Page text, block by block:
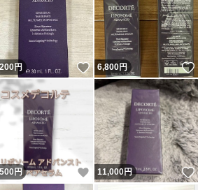
ね！
円 いいね！
6,800円
ね！
円 いいね！
11,000円